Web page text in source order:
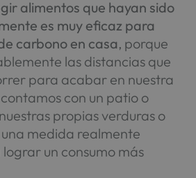
alimentos que hayan sido
es muy eficaz para
carbono en casa, porque
las distancias que
para acabar en nuestra
con un patio o
propias verduras o
medida realmente
un consumo más